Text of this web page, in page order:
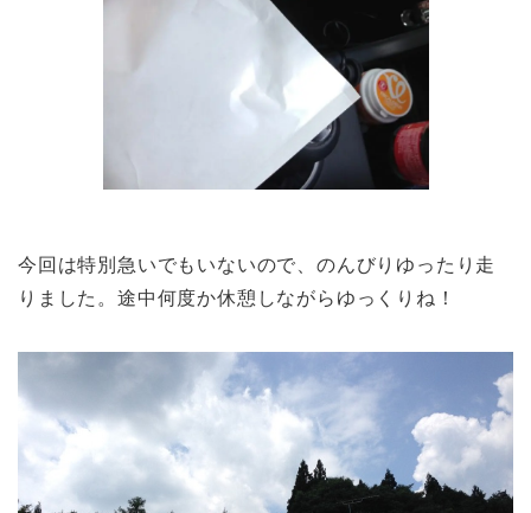
今回は特別急いでもいないので、のんびりゆったり走
りました。途中何度か休憩しながらゆっくりね！